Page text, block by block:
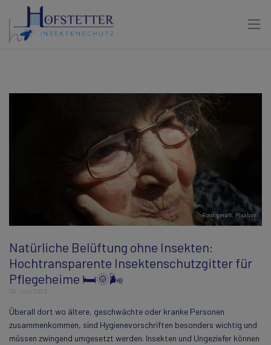
Foto: geralt, Pixabay
Natürliche Belüftung ohne Insekten:
Hochtransparente Insektenschutzgitter für
Pflegeheime 🛏️🌞🌬️
08. Juni 2023
Überall dort wo ältere, geschwächte oder kranke Personen
zusammenkommen, sind Hygienevorschriften besonders wichtig und
müssen zwingend umgesetzt werden. Insekten und Ungeziefer können